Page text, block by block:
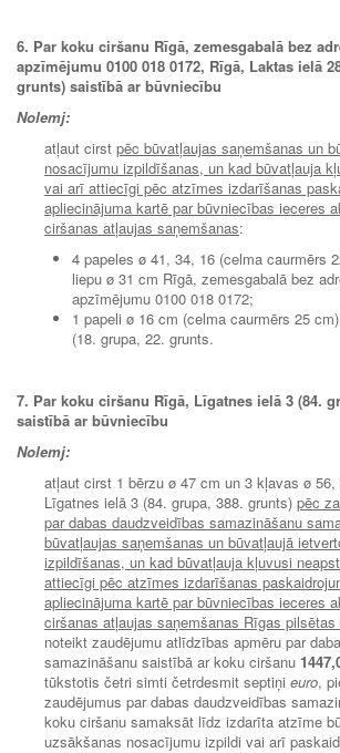
6. Par koku ciršanu Rīgā, zemesgabalā bez
apzīmējumu 0100 018 0172, Rīgā, Laktas ielā
grunts) saistībā ar būvniecību
Nolemj:
atļaut cirst pēc būvatļaujas saņemšanas un
nosacījumu izpildīšanas, un kad būvatļauja
vai arī attiecīgi pēc atzīmes izdarīšanas
apliecinājuma kartē par būvniecības ieceres
ciršanas atļaujas saņemšanas:
4 papeles ø 41, 34, 16 (celma caurmērs
liepu ø 31 cm Rīgā, zemesgabalā bez
apzīmējumu 0100 018 0172;
1 papeli ø 16 cm (celma caurmērs 25
(18. grupa, 22. grunts.
7. Par koku ciršanu Rīgā, Līgatnes ielā 3 (84.
saistībā ar būvniecību
Nolemj:
atļaut cirst 1 bērzu ø 47 cm un 3 kļavas ø
Līgatnes ielā 3 (84. grupa, 388. grunts) pēc
par dabas daudzveidības samazināšanu
būvatļaujas saņemšanas un būvatļaujā
izpildīšanas, un kad būvatļauja kļuvusi
attiecīgi pēc atzīmes izdarīšanas
apliecinājuma kartē par būvniecības ieceres
ciršanas atļaujas saņemšanas Rīgas pilsētas
noteikt zaudējumu atlīdzības apmēru par
samazināšanu saistībā ar koku ciršanu
tūkstotis četri simti četrdesmit septiņi euro,
zaudējumus par dabas daudzveidības
koku ciršanu samaksāt līdz izdarīta atzīme
uzsākšanas nosacījumu izpildi vai arī